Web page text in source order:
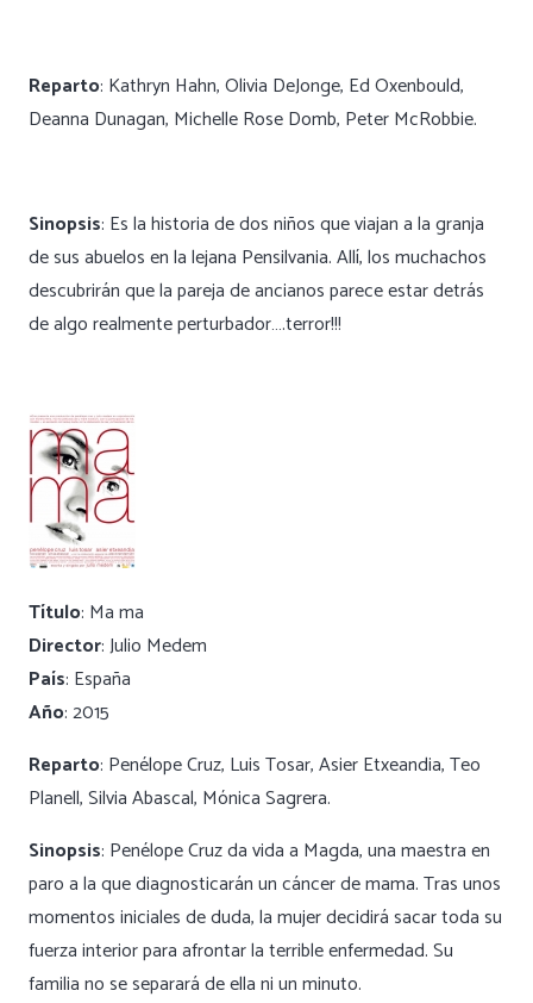
Reparto: Kathryn Hahn, Olivia DeJonge, Ed Oxenbould,
Deanna Dunagan, Michelle Rose Domb, Peter McRobbie.
Sinopsis: Es la historia de dos niños que viajan a la granja
de sus abuelos en la lejana Pensilvania. Allí, los muchachos
descubrirán que la pareja de ancianos parece estar detrás
de algo realmente perturbador….terror!!!
Título: Ma ma
Director: Julio Medem
País: España
Año: 2015
Reparto: Penélope Cruz, Luis Tosar, Asier Etxeandia, Teo
Planell, Silvia Abascal, Mónica Sagrera.
Sinopsis: Penélope Cruz da vida a Magda, una maestra en
paro a la que diagnosticarán un cáncer de mama. Tras unos
momentos iniciales de duda, la mujer decidirá sacar toda su
fuerza interior para afrontar la terrible enfermedad. Su
familia no se separará de ella ni un minuto.